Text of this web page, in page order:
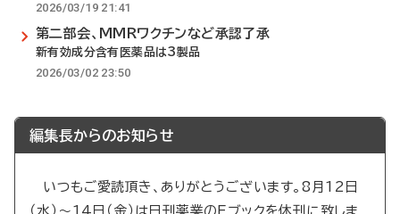
2026/03/19 21:41
第二部会、MMRワクチンなど承認了承
新有効成分含有医薬品は3製品
2026/03/02 23:50
編集長からのお知らせ
いつもご愛読頂き、ありがとうございます。8月12日
（水）～14日（金）は日刊薬業のEブックを休刊に致しま